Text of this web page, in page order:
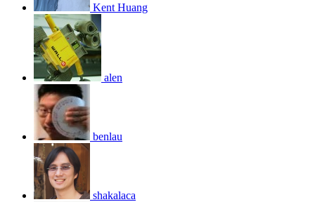
Kent Huang
alen
benlau
shakalaca